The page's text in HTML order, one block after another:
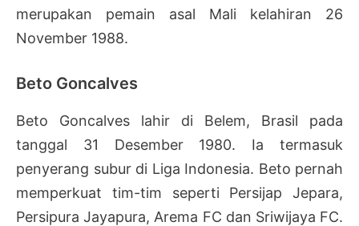
merupakan pemain asal Mali kelahiran 26
November 1988.
Beto Goncalves
Beto Goncalves lahir di Belem, Brasil pada
tanggal 31 Desember 1980. Ia termasuk
penyerang subur di Liga Indonesia. Beto pernah
memperkuat tim-tim seperti Persijap Jepara,
Persipura Jayapura, Arema FC dan Sriwijaya FC.